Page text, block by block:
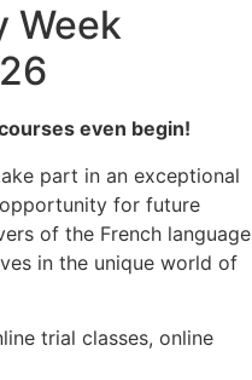
Week
even begin!
part in an exceptional
for future
of the French language
in the unique world of
trial classes, online